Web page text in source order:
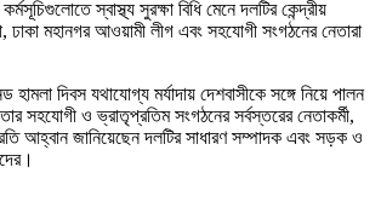
স্বাস্থ্য সুরক্ষা বিধি মেনে দলটির কেন্দ্রীয়
ঢাকা মহানগর আওয়ামী লীগ এবং সহযোগী সংগঠনের নেতারা
দিবস যথাযোগ্য মর্যাদায় দেশবাসীকে সঙ্গে নিয়ে পালন
সহযোগী ও ভ্রাতৃপ্রতিম সংগঠনের সর্বস্তরের নেতাকর্মী,
আহ্বান জানিয়েছেন দলটির সাধারণ সম্পাদক এবং সড়ক ও